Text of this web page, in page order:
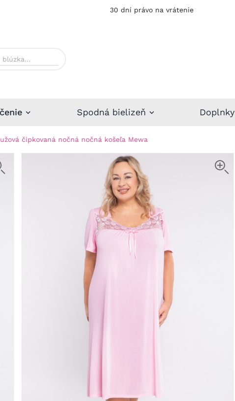
30 dní právo na vrátenie
Spodná bielizeň Doplnky
čipkovaná nočná nočná košeľa Mewa